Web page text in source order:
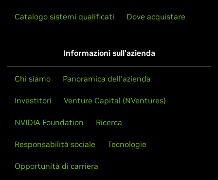
Catalogo sistemi qualificati Dove acquistare
Informazioni sull'azienda
Chi siamo Panoramica dell'azienda
Investitori Venture Capital (NVentures)
NVIDIA Foundation Ricerca
Responsabilità sociale Tecnologie
Opportunità di carriera